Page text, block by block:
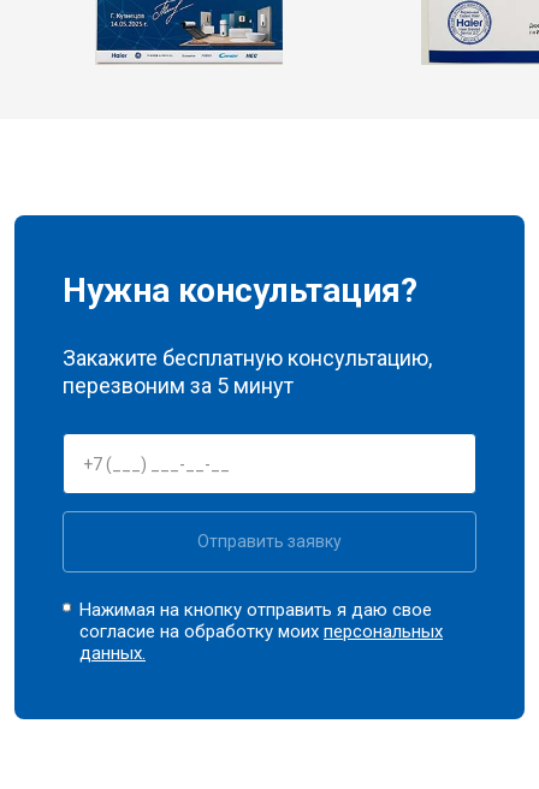
Нужна консультация?
Закажите бесплатную консультацию,
перезвоним за 5 минут
Отправить заявку
Нажимая на кнопку отправить я даю свое
согласие на обработку моихперсональных
данных.